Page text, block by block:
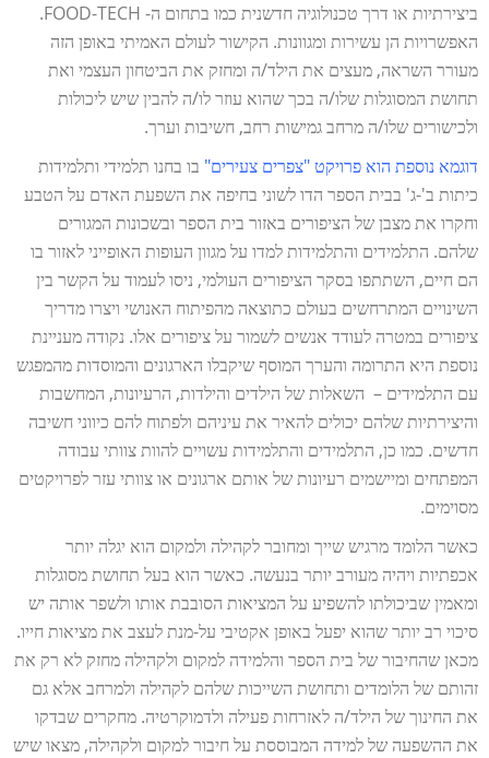
ביצירתיות או דרך טכנולוגיה חדשנית כמו בתחום ה- FOOD-TECH.
האפשרויות הן עשירות ומגוונות. הקישור לעולם האמיתי באופן הזה
מעורר השראה, מעצים את הילד/ה ומחזק את הביטחון העצמי ואת
תחושת המסוגלות שלו/ה בכך שהוא עוזר לו/ה להבין שיש ליכולות
ולכישורים שלו/ה מרחב גמישות רחב, חשיבות וערך.
דוגמא נוספת הוא פרויקט "צפרים צעירים" בו בחנו תלמידי ותלמידות
כיתות ב'-ג' בבית הספר הדו לשוני בחיפה את השפעת האדם על הטבע
וחקרו את מצבן של הציפורים באזור בית הספר ובשכונות המגורים
שלהם. התלמידים והתלמידות למדו על מגוון העופות האופייני לאזור בו
הם חיים, השתתפו בסקר הציפורים העולמי, ניסו לעמוד על הקשר בין
השינויים המתרחשים בעולם כתוצאה מהפיתוח האנושי ויצרו מדריך
ציפורים במטרה לעודד אנשים לשמור על ציפורים אלו. נקודה מעניינת
נוספת היא התרומה והערך המוסף שיקבלו הארגונים והמוסדות מהמפגש
עם התלמידים – השאלות של הילדים והילדות, הרעיונות, המחשבות
והיצירתיות שלהם יכולים להאיר את עיניהם ולפתוח להם כיווני חשיבה
חדשים. כמו כן, התלמידים והתלמידות עשויים להוות צוותי עבודה
המפתחים ומיישמים רעיונות של אותם ארגונים או צוותי עזר לפרויקטים
מסוימים.
כאשר הלומד מרגיש שייך ומחובר לקהילה ולמקום הוא יגלה יותר
אכפתיות ויהיה מעורב יותר בנעשה. כאשר הוא בעל תחושת מסוגלות
ומאמין שביכולתו להשפיע על המציאות הסובבת אותו ולשפר אותה יש
סיכוי רב יותר שהוא יפעל באופן אקטיבי על-מנת לעצב את מציאות חייו.
מכאן שהחיבור של בית הספר והלמידה למקום ולקהילה מחזק לא רק את
זהותם של הלומדים ותחושת השייכות שלהם לקהילה ולמרחב אלא גם
את החינוך של הילד/ה לאזרחות פעילה ולדמוקרטיה. מחקרים שבדקו
את ההשפעה של למידה המבוססת על חיבור למקום ולקהילה, מצאו שיש